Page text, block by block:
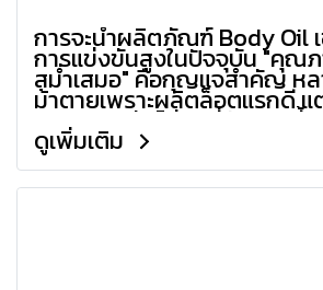
การจะนำผลิตภัณฑ์ Body Oil
การแข่งขันสูงในปัจจุบัน "คุณ
สม่ำเสมอ" คือกุญแจสำคัญ ห
ม้าตายเพราะผลิตล็อตแรกดี
คุณภาพกลับไม่คงที่ ปัญหานี้จ
คุณเลือกผลิตกับ Kcosmex โร
รับรองมาตรฐาน ISO 9001
ดูเพิ่มเติม